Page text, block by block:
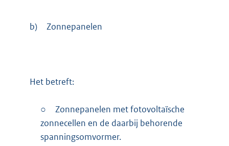
b) Zonnepanelen
Het betreft:
○
Zonnepanelen met fotovoltaïsche
zonnecellen en de daarbij behorende
spanningsomvormer.